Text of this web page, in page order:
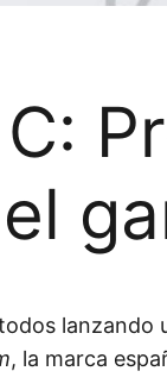
lanzando
, la marca